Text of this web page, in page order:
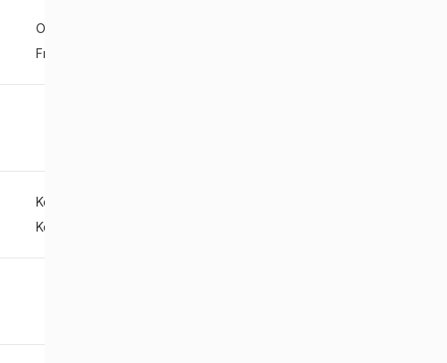
On 07/01-2026 em J
Fr 21/08-2026 em J
Kontakta examinator
Kontakta examinator